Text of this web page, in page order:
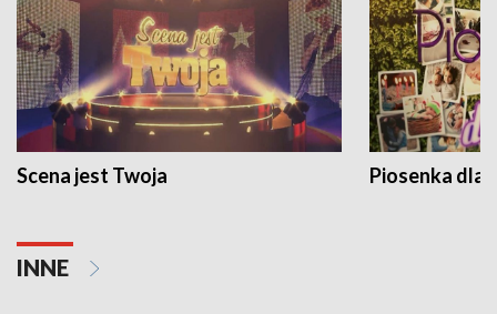
Scena jest Twoja Piosenka dla
INNE